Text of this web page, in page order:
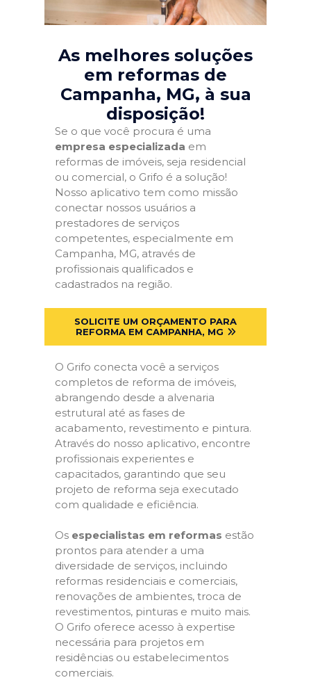
As melhores soluções
em reformas de
Campanha, MG, à sua
disposição!
Se o que você procura é uma
empresa especializada em
reformas de imóveis, seja residencial
ou comercial, o Grifo é a solução!
Nosso aplicativo tem como missão
conectar nossos usuários a
prestadores de serviços
competentes, especialmente em
Campanha, MG, através de
profissionais qualificados e
cadastrados na região.
SOLICITE UM ORÇAMENTO PARA
REFORMA EM CAMPANHA, MG
O Grifo conecta você a serviços
completos de reforma de imóveis,
abrangendo desde a alvenaria
estrutural até as fases de
acabamento, revestimento e pintura.
Através do nosso aplicativo, encontre
profissionais experientes e
capacitados, garantindo que seu
projeto de reforma seja executado
com qualidade e eficiência.
Os especialistas em reformas estão
prontos para atender a uma
diversidade de serviços, incluindo
reformas residenciais e comerciais,
renovações de ambientes, troca de
revestimentos, pinturas e muito mais.
O Grifo oferece acesso à expertise
necessária para projetos em
residências ou estabelecimentos
comerciais.